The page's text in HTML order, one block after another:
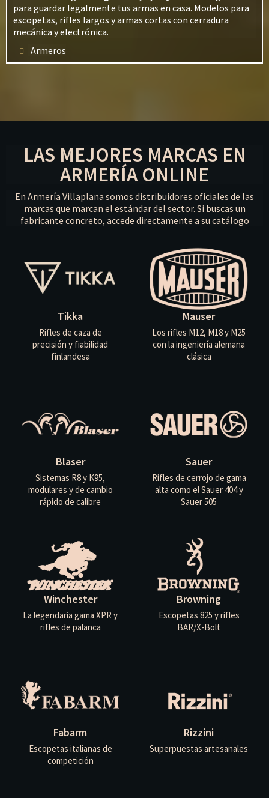
para guardar legalmente tus armas en casa. Modelos para
escopetas, rifles largos y armas cortas con cerradura
mecánica y electrónica.
Armeros
LAS MEJORES MARCAS EN
ARMERÍA ONLINE
En Armería Villaplana somos distribuidores oficiales de las
marcas que marcan el estándar del sector. Si buscas un
fabricante concreto, accede directamente a su catálogo
Tikka
Rifles de caza de
precisión y fiabilidad
finlandesa
Mauser
Los rifles M12, M18 y M25
con la ingeniería alemana
clásica
Blaser
Sistemas R8 y K95,
modulares y de cambio
rápido de calibre
Sauer
Rifles de cerrojo de gama
alta como el Sauer 404 y
Sauer 505
Winchester
La legendaria gama XPR y
rifles de palanca
Browning
Escopetas 825 y rifles
BAR/X-Bolt
Fabarm
Escopetas italianas de
competición
Rizzini
Superpuestas artesanales